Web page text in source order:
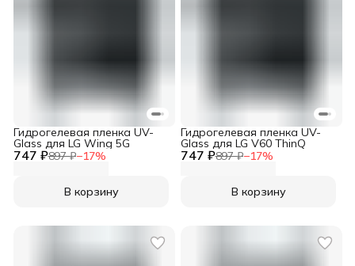
747 ₽897 ₽−17%
Гидрогелевая пленка UV-
Glass для LG Wing 5G
В корзину
747 ₽897 ₽−17%
Гидрогелевая пленка UV-
Glass для LG V60 ThinQ
В корзину